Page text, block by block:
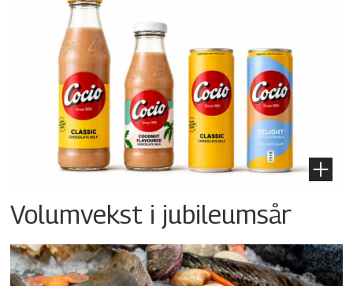
Volumvekst i jubileumsår